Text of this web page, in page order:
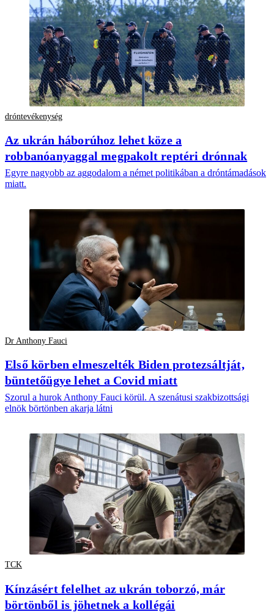
dróntevékenység
Az ukrán háborúhoz lehet köze a
robbanóanyaggal megpakolt reptéri drónnak
Egyre nagyobb az aggodalom a német politikában a dróntámadások
miatt.
Dr Anthony Fauci
Első körben elmeszelték Biden protezsáltját,
büntetőügye lehet a Covid miatt
Szorul a hurok Anthony Fauci körül. A szenátusi szakbizottsági
elnök börtönben akarja látni
TCK
Kínzásért felelhet az ukrán toborzó, már
börtönből is jöhetnek a kollégái